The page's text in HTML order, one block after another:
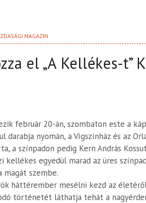
MAGAZIN
el „A Kellékes-t”
február 20-án, szombaton este a
darabja nyomán, a Vígszínház és az
a színpadon pedig Kern András
egyedül marad az üres
szembe.
háttérember mesélni kezd az
történetét láthatja tehát a